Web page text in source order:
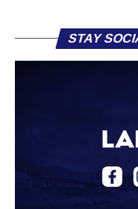
Το πιο ανησυχητικό
παρά με τις δικές
στον διπλανό το
ομπρέλα μέσα στο
ομάδαμε
STAY